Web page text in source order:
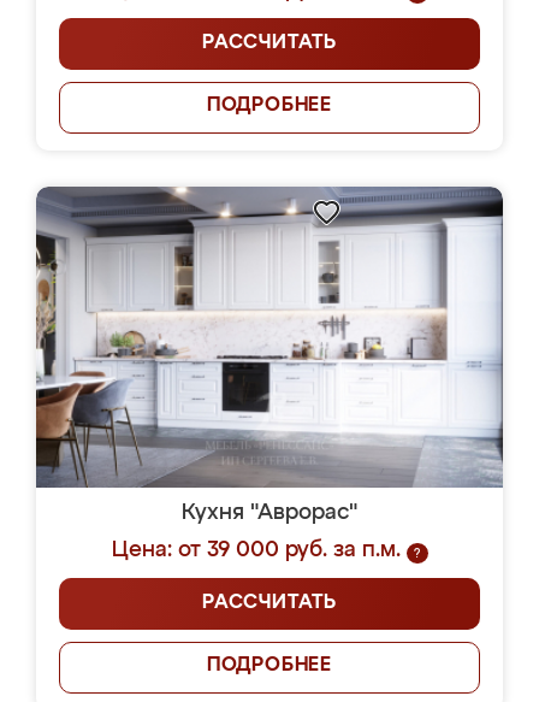
РАССЧИТАТЬ
ПОДРОБНЕЕ
Кухня "Аврорас"
Цена: от 39 000 руб. за п.м.
?
РАССЧИТАТЬ
ПОДРОБНЕЕ